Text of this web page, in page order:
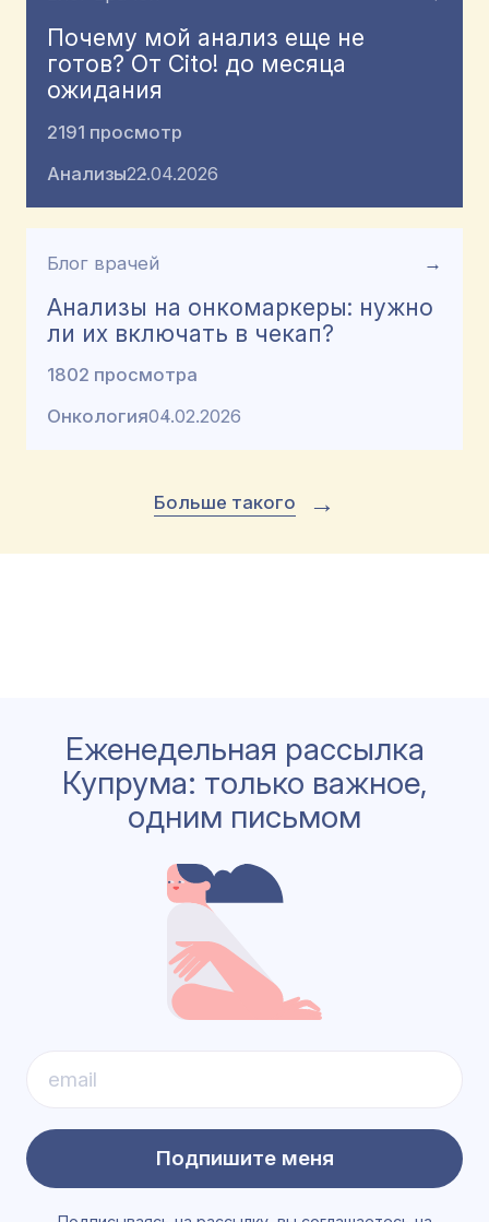
Почему мой анализ еще не
готов? От Cito! до месяца
ожидания
2191 просмотр
Анализы22.04.2026
Блог врачей →
Анализы на онкомаркеры: нужно
ли их включать в чекап?
1802 просмотра
Онкология04.02.2026
Больше такого →
Еженедельная рассылка
Купрума: только важное,
одним письмом
Подпишите меня